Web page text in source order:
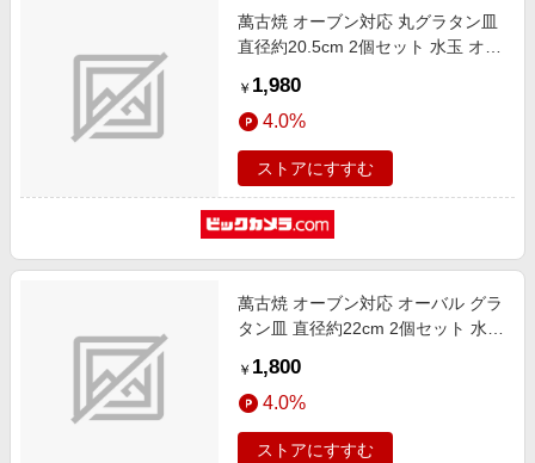
萬古焼 オーブン対応 丸グラタン皿
直径約20.5cm 2個セット 水玉 オレ
￥ 1,980
4.0%
ストアにすすむ
萬古焼 オーブン対応 オーバル グラ
タン皿 直径約22cm 2個セット 水玉
￥ 1,800
4.0%
ストアにすすむ